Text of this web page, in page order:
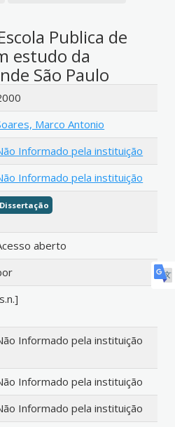
Publica de
estudo da
São Paulo
Marco Antonio
Informado pela instituição
Informado pela instituição
Dissertação
aberto
Informado pela instituição
Informado pela instituição
Informado pela instituição